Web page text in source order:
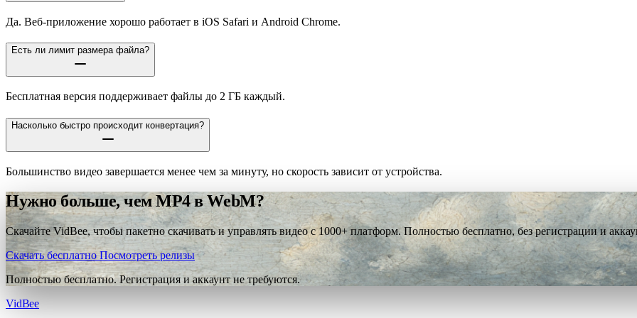
Да. Веб-приложение хорошо работает в iOS Safari и Android Chrome.
Есть ли лимит размера файла?
Бесплатная версия поддерживает файлы до 2 ГБ каждый.
Насколько быстро происходит конвертация?
Большинство видео завершается менее чем за минуту, но скорость зависит от устройства.
Нужно больше, чем MP4 в WebM?
Скачайте VidBee, чтобы пакетно скачивать и управлять видео с 1000+ платформ. Полностью бесплатно, без регистрации и
Скачать бесплатно Посмотреть релизы
Полностью бесплатно. Регистрация и аккаунт не требуются.
VidBee